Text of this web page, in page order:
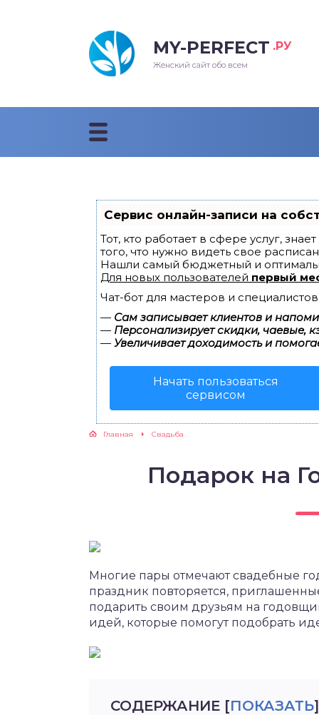
MY-PERFECT .РУ
Женский сайт обо всем
Сервис онлайн-записи на
Тот, кто работает в сфере услуг,
того, что нужно видеть свое
Нашли самый бюджетный и
Для новых пользователей первый
Чат-бот для мастеров и
— Сам записывает клиентов и
— Персонализирует скидки, чаевые,
— Увеличивает доходимость и
Начать пользоваться
сервисом
Главная Свадьба
Подарок на
Многие пары отмечают свадебные
праздник повторяется,
подарить своим друзьям на
идей, которые помогут подобрать
СОДЕРЖАНИЕ [ПОКАЗАТЬ]
прически 2018
стрижки 2018